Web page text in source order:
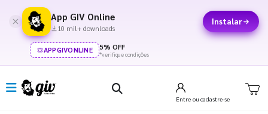
App GIV Online
10 mil+ downloads
Instalar
APPGIVONLINE 5% OFF
*verifique condições
Entre ou cadastre-se